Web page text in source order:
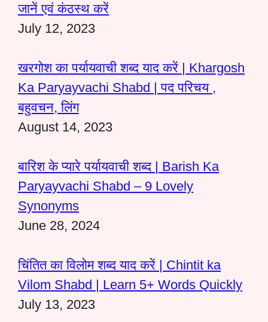
जानें एवं कंठस्थ करें
July 12, 2023
खरगोश का पर्यायवाची शब्द याद करें | Khargosh
Ka Paryayvachi Shabd | पद परिचय ,
बहुवचन, लिंग
August 14, 2023
बारिश के प्यारे पर्यायवाची शब्द | Barish Ka
Paryayvachi Shabd – 9 Lovely
Synonyms
June 28, 2024
चिंतित का विलोम शब्द याद करें | Chintit ka
Vilom Shabd | Learn 5+ Words Quickly
July 13, 2023